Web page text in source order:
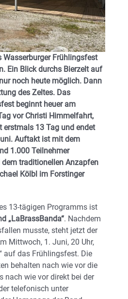
Frühlingsfest
Ein Blick durchs Bierzelt auf
noch heute möglich. Dann
des Zeltes. Das
beginnt heuer am
vor Christi Himmelfahrt,
erstmals 13 Tag und endet
Auftakt ist mit dem
1.000 Teilnehmer
traditionellen Anzapfen
Kölbl im Forstinger
13-tägigen Programms ist
„LaBrassBanda“. Nachdem
musste, steht jetzt der
Mittwoch, 1. Juni, 20 Uhr,
auf das Frühlingsfest. Die
behalten nach wie vor die
nach wie vor direkt bei der
telefonisch unter